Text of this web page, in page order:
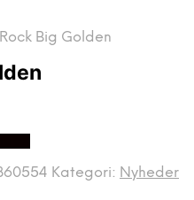
Big Golden
Kategori: Nyheder